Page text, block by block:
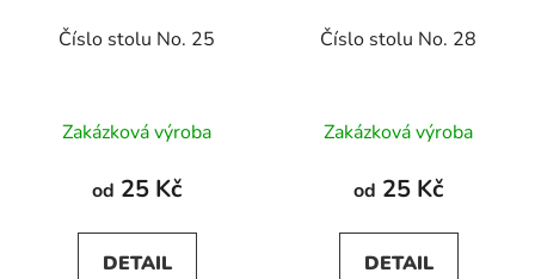
Číslo stolu No. 25
Zakázková výroba
od 25 Kč
DETAIL
Číslo stolu No. 28
Zakázková výroba
od 25 Kč
DETAIL